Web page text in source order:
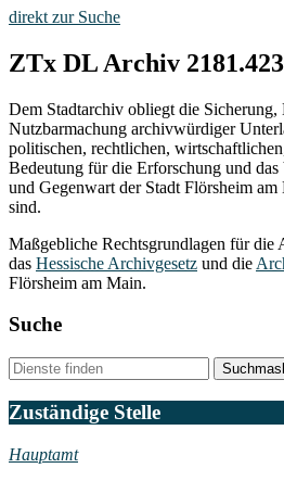
direkt zur Suche
ZTx DL Archiv 2181.423
Dem Stadtarchiv obliegt die Sicherung,
Nutzbarmachung archivwürdiger
politischen, rechtlichen,
Bedeutung für die Erforschung und
und Gegenwart der Stadt Flörsheim
sind.
Maßgebliche Rechtsgrundlagen für die
das Hessische Archivgesetz und die
Flörsheim am Main.
Suche
Zuständige Stelle
Hauptamt